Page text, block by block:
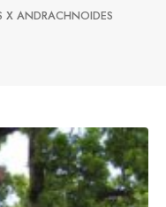
X ANDRACHNOIDES